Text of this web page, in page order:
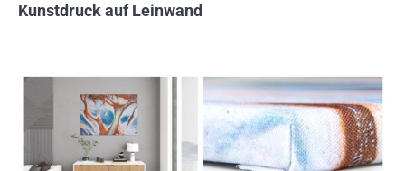
Kunstdruck auf Leinwand